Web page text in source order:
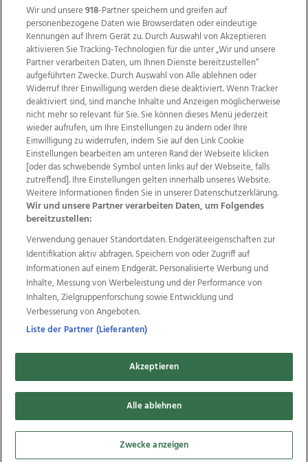
Wir über uns Mediadaten Kontakt
Jobs
Datenschutz
Impressum
AGB Anzeigekunden
AGB Website
Ehrenkodex Politische Werbung
Weitere Angebote des Medienhauses Wimmer
TV1 di-mog-i.at OÖNow
Ischler Woche
Life Radio
OÖNachrichten
OÖN Immobilien
OÖN Karriere
OÖN Reise
Promenaden Galerien
Regionaljobs
wasistlos.at wirtrauern.at
Copyrights © 2026 Tips Zeitungs GmbH & Co KG
developed by
Wir und unsere918-Partner speichern und greifen auf
personenbezogene Daten wie Browserdaten oder eindeutige
Kennungen auf Ihrem Gerät zu. Durch Auswahl von Akzeptieren
aktivieren Sie Tracking-Technologien für die unter „Wir und unsere
Partner verarbeiten Daten, um Ihnen Dienste bereitzustellen“
aufgeführten Zwecke. Durch Auswahl von Alle ablehnen oder
Widerruf Ihrer Einwilligung werden diese deaktiviert. Wenn Tracker
deaktiviert sind, sind manche Inhalte und Anzeigen möglicherweise
nicht mehr so relevant für Sie. Sie können dieses Menü jederzeit
wieder aufrufen, um Ihre Einstellungen zu ändern oder Ihre
Einwilligung zu widerrufen, indem Sie auf den Link Cookie
Einstellungen bearbeiten am unteren Rand der Webseite klicken
[oder das schwebende Symbol unten links auf der Webseite, falls
zutreffend]. Ihre Einstellungen gelten innerhalb unseres Website.
Weitere Informationen finden Sie in unserer Datenschutzerklärung.
Wir und unsere Partner verarbeiten Daten, um Folgendes
bereitzustellen:
Verwendung genauer Standortdaten. Endgeräteeigenschaften zur
Identifikation aktiv abfragen. Speichern von oder Zugriff auf
Informationen auf einem Endgerät. Personalisierte Werbung und
Inhalte, Messung von Werbeleistung und der Performance von
Inhalten, Zielgruppenforschung sowie Entwicklung und
Verbesserung von Angeboten.
Liste der Partner (Lieferanten)
Akzeptieren
Alle ablehnen
Zwecke anzeigen